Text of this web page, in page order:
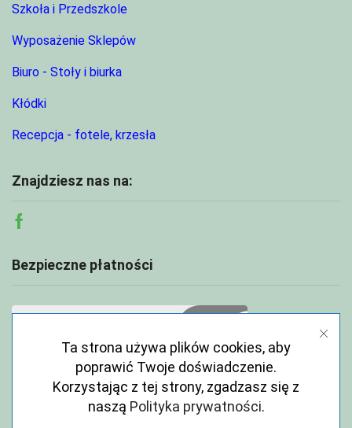
Szkoła i Przedszkole
Wyposażenie Sklepów
Biuro - Stoły i biurka
Kłódki
Recepcja - fotele, krzesła
Znajdziesz nas na:
Facebook
Bezpieczne płatności
Ta strona używa plików cookies, aby
poprawić Twoje doświadczenie.
Korzystając z tej strony, zgadzasz się z
naszą Polityka prywatności.